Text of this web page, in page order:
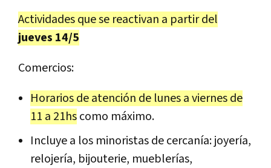
Actividades que se reactivan a partir del
jueves 14/5
Comercios:
Horarios de atención de lunes a viernes de
11 a 21hscomo máximo.
Incluye a los minoristas de cercanía: joyería,
relojería, bijouterie, mueblerías,